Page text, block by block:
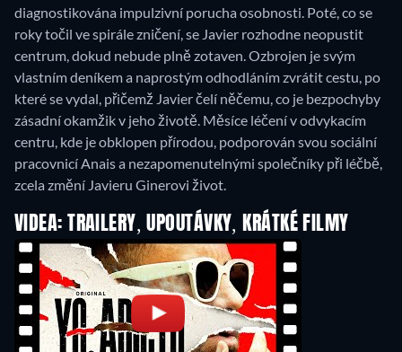
diagnostikována impulzivní porucha osobnosti. Poté, co se
roky točil ve spirále zničení, se Javier rozhodne neopustit
centrum, dokud nebude plně zotaven. Ozbrojen je svým
vlastním deníkem a naprostým odhodláním zvrátit cestu, po
které se vydal, přičemž Javier čelí něčemu, co je bezpochyby
zásadní okamžik v jeho životě. Měsíce léčení v odvykacím
centru, kde je obklopen přírodou, podporován svou sociální
pracovnicí Anais a nezapomenutelnými společníky při léčbě,
zcela změní Javieru Ginerovi život.
VIDEA: TRAILERY, UPOUTÁVKY, KRÁTKÉ FILMY